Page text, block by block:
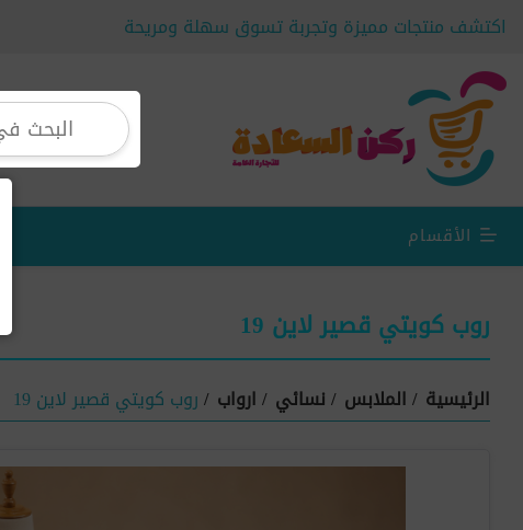
اكتشف منتجات مميزة وتجربة تسوق سهلة ومريحة
الأقسام
روب كويتي قصير لاين 19
الرئيسية /الملابس /نسائي /ارواب /روب كويتي قصير لاين 19